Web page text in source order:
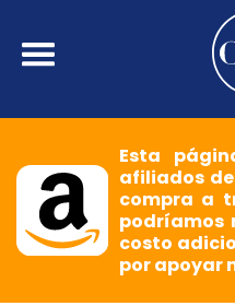
Esta
afiliados
compra a
podríamos
costo
por apoyar